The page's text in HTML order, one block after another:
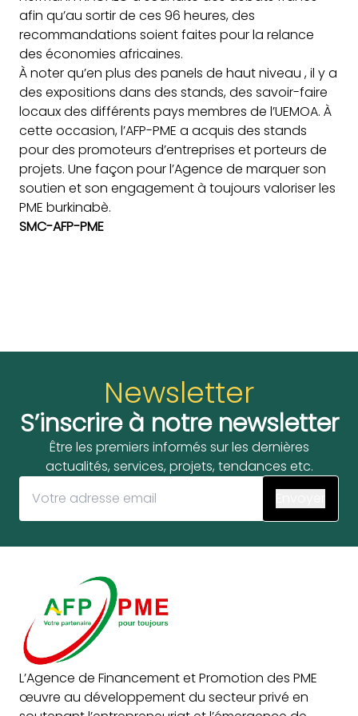
afin qu’au sortir de ces 96 heures, des
recommandations soient faites pour la relance
des économies africaines.
À noter qu’en plus des panels de haut niveau , il y a
des expositions dans des stands, des savoir-faire
locaux des différents pays membres de l’UEMOA. À
cette occasion, l’AFP-PME a acquis des stands
pour des promoteurs d’entreprises et porteurs de
projets. Une façon pour l’Agence de marquer son
soutien et son engagement à toujours valoriser les
PME burkinabè.
SMC-AFP-PME
Newsletter
S’inscrire à notre newsletter
Être les premiers informés sur les dernières
actualités, services, projets, tendances etc.
L’Agence de Financement et Promotion des PME
œuvre au développement du secteur privé en